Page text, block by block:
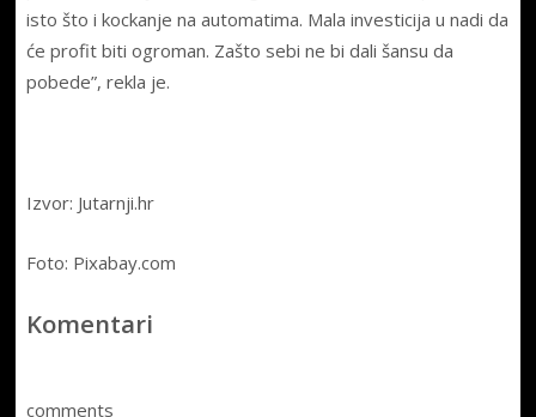
isto što i kockanje na automatima. Mala investicija u nadi da
će profit biti ogroman. Zašto sebi ne bi dali šansu da
pobede”, rekla je.
Izvor: Jutarnji.hr
Foto: Pixabay.com
Komentari
comments